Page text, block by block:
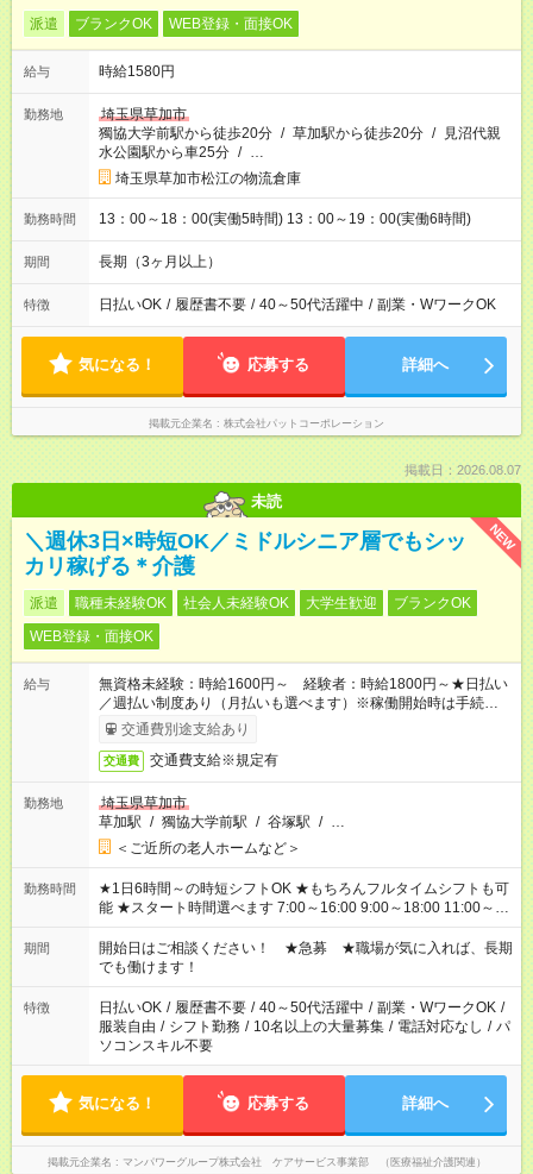
派遣 ブランクOK WEB登録・面接OK
給与 時給1580円
勤務地
埼玉県草加市
獨協大学前駅から徒歩20分 / 草加駅から徒歩20分 / 見沼代親
水公園駅から車25分 / …
埼玉県草加市松江の物流倉庫
勤務時間 13：00～18：00(実働5時間) 13：00～19：00(実働6時間)
期間 長期（3ヶ月以上）
特徴 日払いOK / 履歴書不要 / 40～50代活躍中 / 副業・WワークOK
気になる！ 応募する 詳細へ
掲載元企業名 株式会社パットコーポレーション
掲載日：2026.08.07
未読
NEW
＼週休3日×時短OK／ミドルシニア層でもシッ
カリ稼げる＊介護
派遣 職種未経験OK 社会人未経験OK 大学生歓迎
ブランクOK
WEB登録・面接OK
給与
無資格未経験：時給1600円～ 経験者：時給1800円～★日払い
／週払い制度あり（月払いも選べます）※稼働開始時は手続き完
了次第のお支払いとなります。
交通費別途支給あり
交通費 交通費支給※規定有
勤務地
埼玉県草加市
草加駅 / 獨協大学前駅 / 谷塚駅 / …
＜ご近所の老人ホームなど＞
勤務時間
★1日6時間～の時短シフトOK ★もちろんフルタイムシフトも可
能 ★スタート時間選べます 7:00～16:00 9:00～18:00 11:00～
20:00 など 残業なし！ ※Wワークの場合、他のお仕事と合わせ
週40時間超の就業はご案内できません ※法令に基づき、週20時
間以上勤務は社会保険への加入対象となります ※労働者派遣法
（日雇い派遣の原則禁止）により、短時間・短期間の就業はご
案内が難しい場合があります
期間
開始日はご相談ください！ ★急募 ★職場が気に入れば、長期
でも働けます！
特徴 日払いOK / 履歴書不要 / 40～50代活躍中 / 副業・WワークOK /
服装自由 / シフト勤務 / 10名以上の大量募集 / 電話対応なし / パ
ソコンスキル不要
気になる！ 応募する 詳細へ
掲載元企業名 マンパワーグループ株式会社 ケアサービス事業部 （医療福祉介護関連）